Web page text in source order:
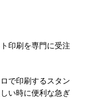
印刷を専門に受注
で印刷するスタン
い時に便利な急ぎ